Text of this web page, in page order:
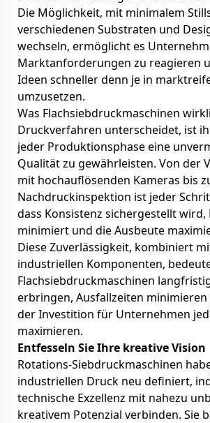
Die Möglichkeit, mit minimalem
verschiedenen Substraten und
wechseln, ermöglicht es
Marktanforderungen zu reagieren
Ideen schneller denn je in
umzusetzen.
Was Flachsiebdruckmaschinen
Druckverfahren unterscheidet, ist
jeder Produktionsphase eine
Qualität zu gewährleisten. Von der
mit hochauflösenden Kameras bis
Nachdruckinspektion ist jeder
dass Konsistenz sichergestellt wird,
minimiert und die Ausbeute
Diese Zuverlässigkeit, kombiniert
industriellen Komponenten,
Flachsiebdruckmaschinen
erbringen, Ausfallzeiten minimieren
der Investition für Unternehmen
maximieren.
Entfesseln Sie Ihre kreative Vision
Rotations-Siebdruckmaschinen
industriellen Druck neu definiert,
technische Exzellenz mit nahezu
kreativem Potenzial verbinden. Sie